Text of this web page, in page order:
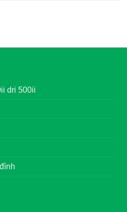
dri 500ii